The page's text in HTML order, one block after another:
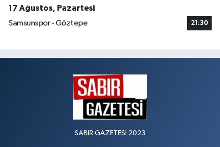
17 Ağustos, Pazartesi
Samsunspor - Göztepe
21:30
SABIR GAZETESİ 2023